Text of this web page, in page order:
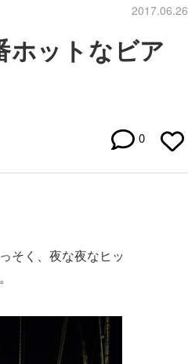
2017.06.26
ホットなビア
0
そく、夜な夜なヒッ